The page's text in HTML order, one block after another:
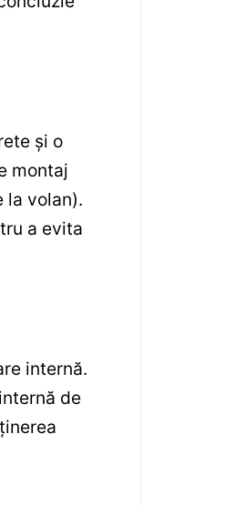
și o
montaj
la volan).
a evita
internă.
de